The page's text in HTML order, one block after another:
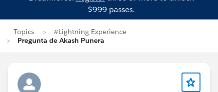
$999 passes.
Topics
#Lightning Experience
Pregunta de Akash Punera